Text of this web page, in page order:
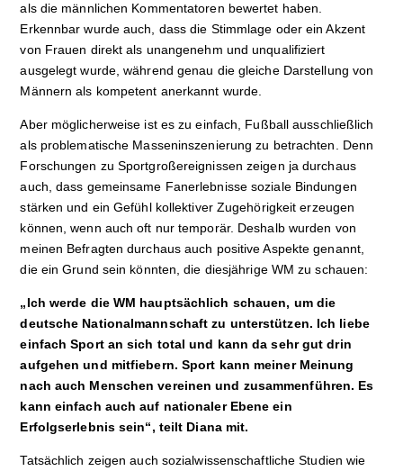
als die männlichen Kommentatoren bewertet haben.
Erkennbar wurde auch, dass die Stimmlage oder ein Akzent
von Frauen direkt als unangenehm und unqualifiziert
ausgelegt wurde, während genau die gleiche Darstellung von
Männern als kompetent anerkannt wurde.
Aber möglicherweise ist es zu einfach, Fußball ausschließlich
als problematische Masseninszenierung zu betrachten. Denn
Forschungen zu Sportgroßereignissen zeigen ja durchaus
auch, dass gemeinsame Fanerlebnisse soziale Bindungen
stärken und ein Gefühl kollektiver Zugehörigkeit erzeugen
können, wenn auch oft nur temporär. Deshalb wurden von
meinen Befragten durchaus auch positive Aspekte genannt,
die ein Grund sein könnten, die diesjährige WM zu schauen:
„Ich werde die WM hauptsächlich schauen, um die
deutsche Nationalmannschaft zu unterstützen. Ich liebe
einfach Sport an sich total und kann da sehr gut drin
aufgehen und mitfiebern. Sport kann meiner Meinung
nach auch Menschen vereinen und zusammenführen. Es
kann einfach auch auf nationaler Ebene ein
Erfolgserlebnis sein“, teilt Diana mit.
Tatsächlich zeigen auch sozialwissenschaftliche Studien wie